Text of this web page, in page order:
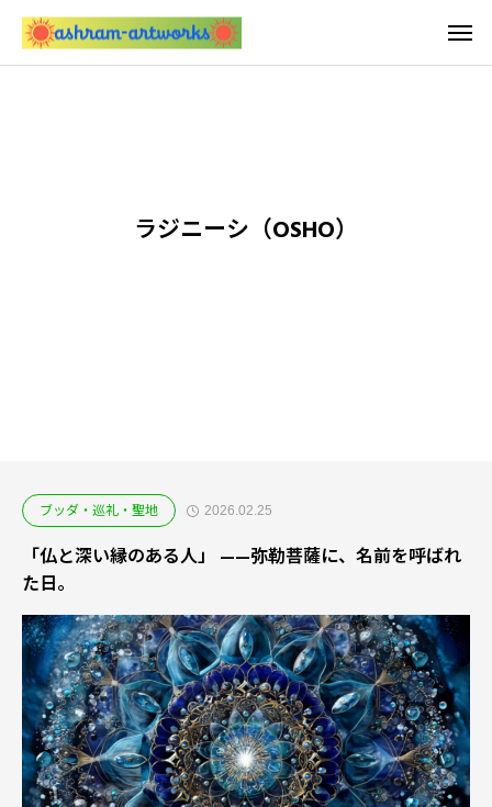
ラジニーシ（OSHO）
ブッダ・巡礼・聖地 2026.02.25
「仏と深い縁のある人」 ——弥勒菩薩に、名前を呼ばれ
た日。